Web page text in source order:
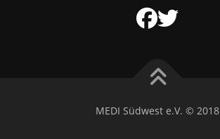
MEDI Südwest e.V. © 2018